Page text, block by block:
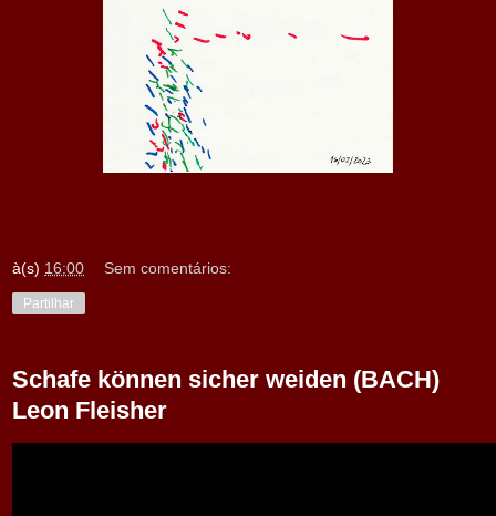
à(s) 16:00 Sem comentários:
Partilhar
Schafe können sicher weiden (BACH)
Leon Fleisher